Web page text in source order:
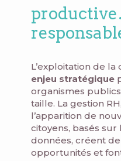
L’exploitation de
enjeu stratégique
organismes
taille. La gestion
l’apparition de
citoyens, basés sur
données, créent
opportunités et